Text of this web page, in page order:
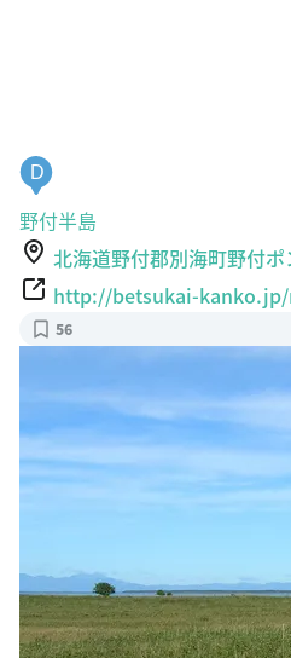
D
野付半島
北海道野付郡別海町野付ポ
http://betsukai-
56